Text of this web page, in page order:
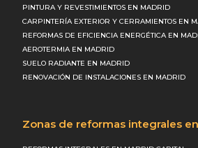
PINTURA Y REVESTIMIENTOS EN MADRID
CARPINTERÍA EXTERIOR Y CERRAMIENTOS EN
REFORMAS DE EFICIENCIA ENERGÉTICA EN
AEROTERMIA EN MADRID
SUELO RADIANTE EN MADRID
RENOVACIÓN DE INSTALACIONES EN MADRID
Zonas de reformas integrales